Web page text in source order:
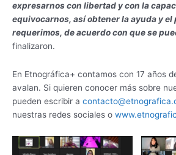
expresarnos con libertad y con la
equivocarnos, así obtener la ayuda y el
requerimos, de acuerdo con que se
finalizaron.
En Etnográfica+ contamos con 17 años
avalan. Si quieren conocer más sobre
pueden escribir a
nuestras redes sociales o